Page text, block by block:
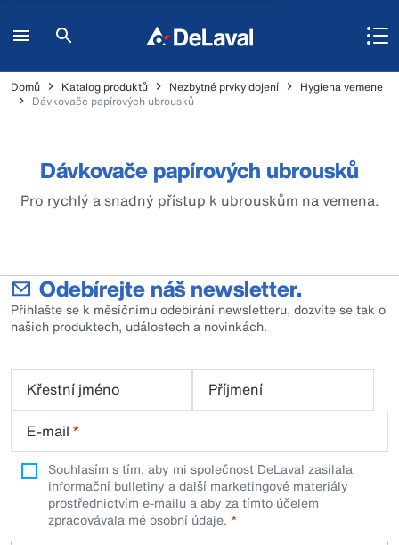
Domů Katalog produktů Nezbytné prvky dojení
Hygiena vemene
Dávkovače papírových ubrousků
Dávkovače papírových ubrousků
Pro rychlý a snadný přístup k ubrouskům na vemena.
Odebírejte náš newsletter.
Přihlašte se k měsíčnímu odebírání newsletteru, dozvíte se tak o
našich produktech, událostech a novinkách.
Křestní jméno
Příjmení
E-mail *
Souhlasím s tím, aby mi společnost DeLaval zasílala
informační bulletiny a další marketingové materiály
prostřednictvím e-mailu a aby za tímto účelem
zpracovávala mé osobní údaje.